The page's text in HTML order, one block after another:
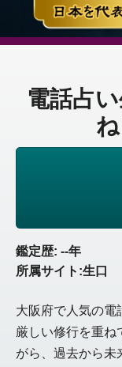
電話占
鑑定歴: --年
所属サイト:生口
大阪府で人気の電
厳しい修行を重ね
がら、過去から未